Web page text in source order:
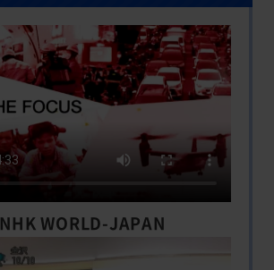
NHK WORLD-JAPAN